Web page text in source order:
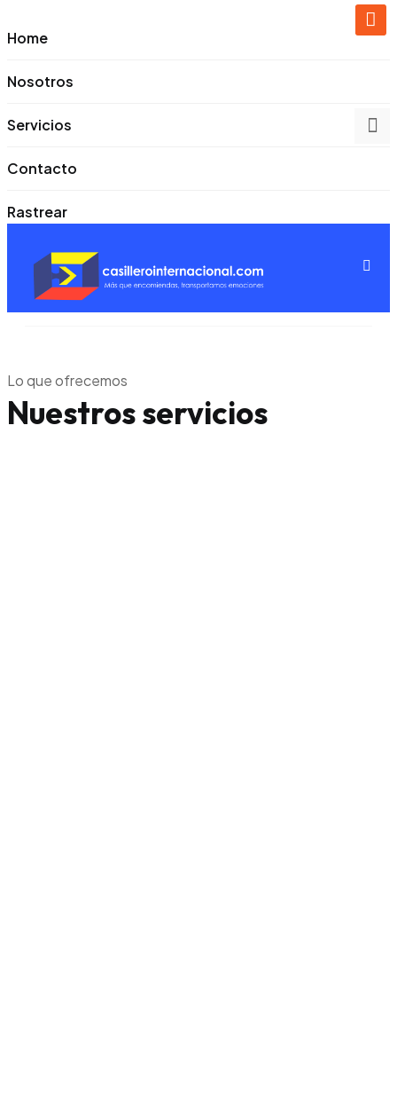
Home
Nosotros
Servicios
Contacto
Rastrear
Lo que ofrecemos
Nuestros servicios